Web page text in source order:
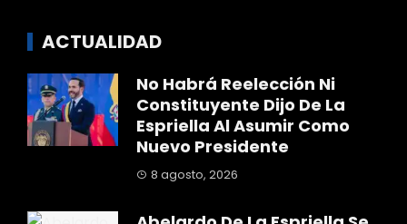
ACTUALIDAD
No Habrá Reelección Ni
Constituyente Dijo De La
Espriella Al Asumir Como
Nuevo Presidente
8 agosto, 2026